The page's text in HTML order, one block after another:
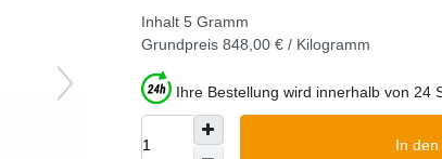
Inhalt 5 Gramm
Grundpreis 848,00 € / Kilogramm
Ihre Bestellung wird innerhalb von 24
In